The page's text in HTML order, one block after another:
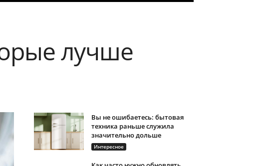
лучше
Вы не ошибаетесь: бытовая
техника раньше служила
значительно дольше
Интересное